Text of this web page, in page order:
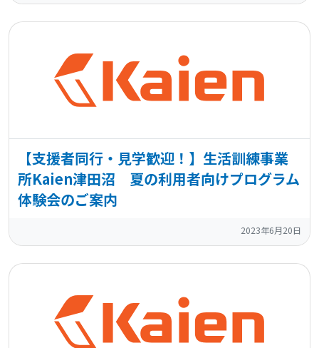
【支援者同行・見学歓迎！】生活訓練事業
所Kaien津田沼 夏の利用者向けプログラム
体験会のご案内
2023年6月20日